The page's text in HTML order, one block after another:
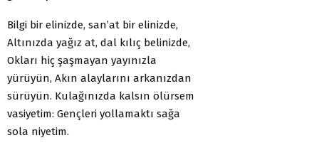
Bilgi bir elinizde, san’at bir elinizde,
Altınızda yağız at, dal kılıç belinizde,
Okları hiç şaşmayan yayınızla
yürüyün, Akın alaylarını arkanızdan
sürüyün. Kulağınızda kalsın ölürsem
vasiyetim: Gençleri yollamaktı sağa
sola niyetim.